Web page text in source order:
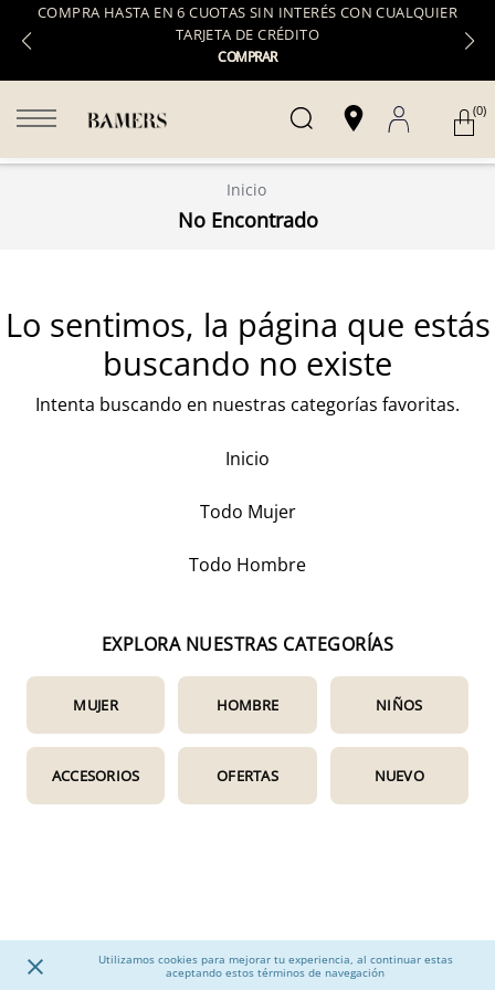
COMPRA HASTA EN 6 CUOTAS SIN INTERÉS CON CUALQUIER
TARJETA DE CRÉDITO
COMPRAR
Utilizamos cookies para mejorar tu experiencia, al continuar estas
aceptando estos términos de navegación
(0)
Inicio
No Encontrado
Lo sentimos, la página que estás
buscando no existe
Intenta buscando en nuestras categorías favoritas.
Inicio
Todo Mujer
Todo Hombre
EXPLORA NUESTRAS CATEGORÍAS
MUJER HOMBRE NIÑOS
ACCESORIOS OFERTAS NUEVO